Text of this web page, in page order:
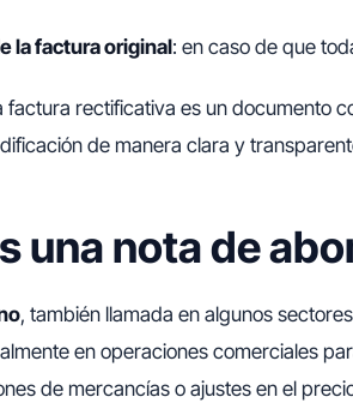
la factura original: en caso de que
factura rectificativa es un documento
de manera clara y
una nota de
, también llamada en algunos
en operaciones comerciales
de mercancías o ajustes en el